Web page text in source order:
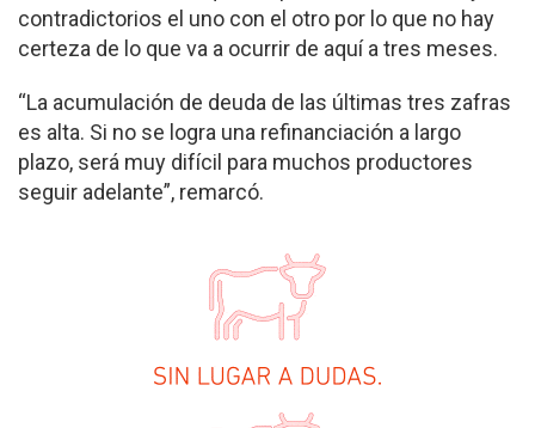
contradictorios el uno con el otro por lo que no hay
certeza de lo que va a ocurrir de aquí a tres meses.
“La acumulación de deuda de las últimas tres zafras
es alta. Si no se logra una refinanciación a largo
plazo, será muy difícil para muchos productores
seguir adelante”, remarcó.